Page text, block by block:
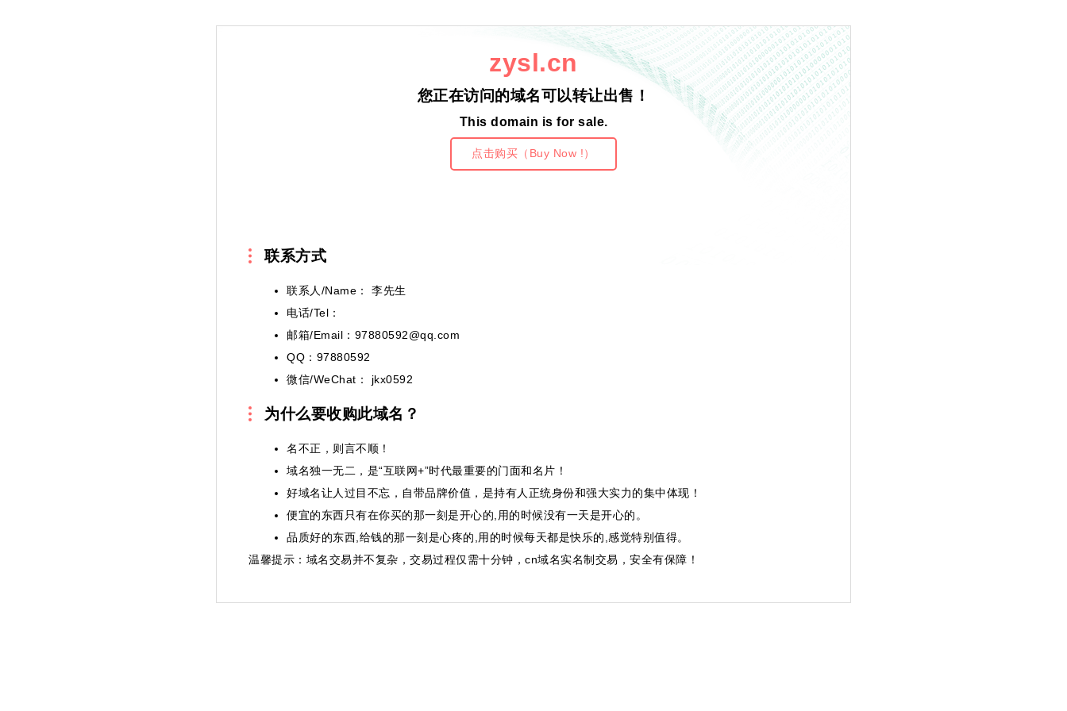
zysl.cn
您正在访问的域名可以转让出售！
This domain is for sale.
点击购买（Buy Now !）
联系方式
联系人/Name： 李先生
电话/Tel：
邮箱/Email：97880592@qq.com
QQ：97880592
微信/WeChat： jkx0592
为什么要收购此域名？
名不正，则言不顺！
域名独一无二，是“互联网+”时代最重要的门面和名片！
好域名让人过目不忘，自带品牌价值，是持有人正统身份和强大实力的集中体现！
便宜的东西只有在你买的那一刻是开心的,用的时候没有一天是开心的。
品质好的东西,给钱的那一刻是心疼的,用的时候每天都是快乐的,感觉特别值得。
温馨提示 ：域名交易并不复杂，交易过程仅需十分钟，cn域名实名制交易，安全有保障！